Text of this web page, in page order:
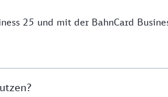
25 und mit der BahnCard